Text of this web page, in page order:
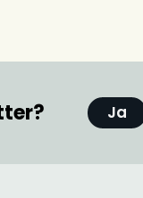
Ja